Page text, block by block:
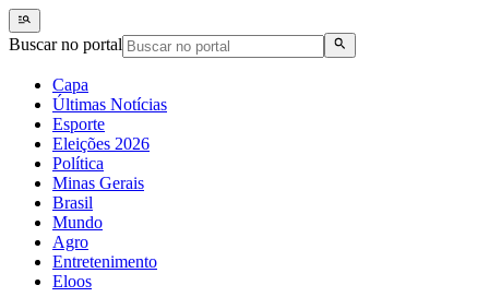
Buscar no portal
Capa
Últimas Notícias
Esporte
Eleições 2026
Política
Minas Gerais
Brasil
Mundo
Agro
Entretenimento
Eloos